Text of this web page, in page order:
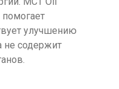
улучшению
не содержит